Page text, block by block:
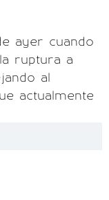
ayer cuando
ruptura a
al
actualmente